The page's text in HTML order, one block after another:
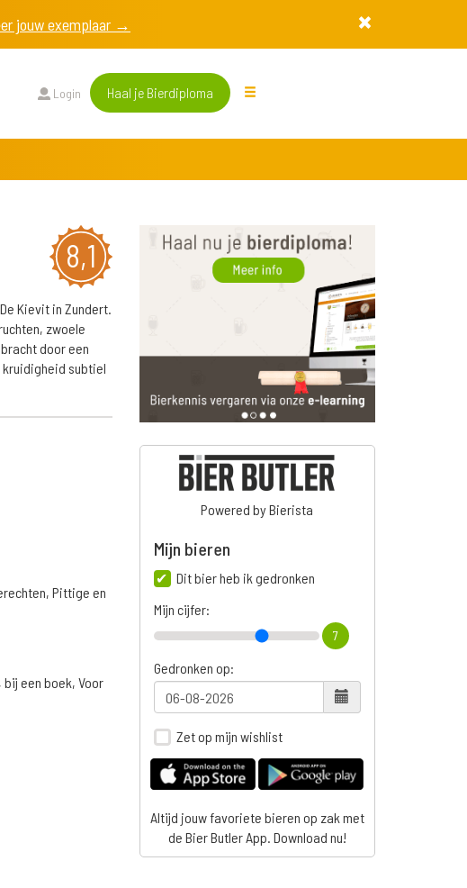
jouw exemplaar →
Login Haal je Bierdiploma
8,1
Kievit in Zundert.
zwoele
door een
subtiel
Pittige en
een boek, Voor
Powered by Bierista
Mijn bieren
Dit bier heb ik gedronken
Mijn cijfer:
7
Gedronken op:
Zet op mijn wishlist
Altijd jouw favoriete bieren op zak met
de Bier Butler App. Download nu!